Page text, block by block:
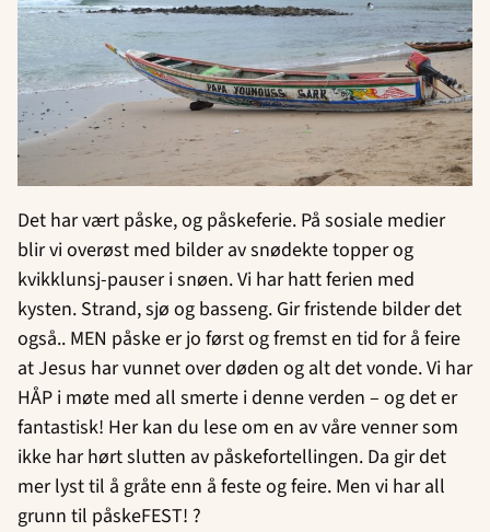
Det har vært påske, og påskeferie. På sosiale medier
blir vi overøst med bilder av snødekte topper og
kvikklunsj-pauser i snøen. Vi har hatt ferien med
kysten. Strand, sjø og basseng. Gir fristende bilder det
også.. MEN påske er jo først og fremst en tid for å feire
at Jesus har vunnet over døden og alt det vonde. Vi har
HÅP i møte med all smerte i denne verden – og det er
fantastisk! Her kan du lese om en av våre venner som
ikke har hørt slutten av påskefortellingen. Da gir det
mer lyst til å gråte enn å feste og feire. Men vi har all
grunn til påskeFEST! ?